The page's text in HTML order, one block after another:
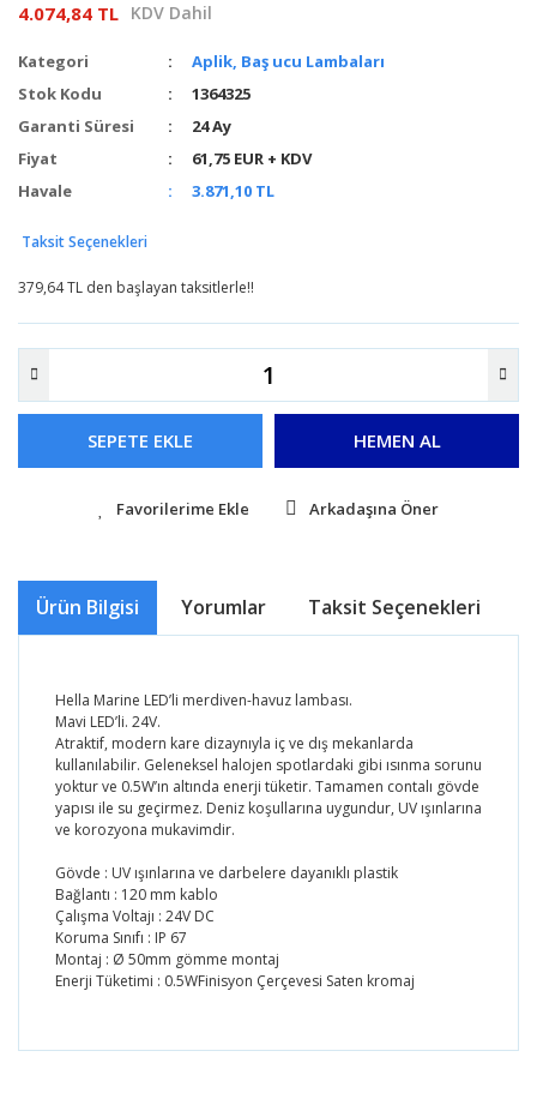
4.074,84 TL KDV Dahil
Kategori
Aplik, Baş ucu Lambaları
Stok Kodu
1364325
Garanti Süresi
24 Ay
Fiyat
61,75 EUR + KDV
Havale
3.871,10 TL
Taksit Seçenekleri
379,64 TL den başlayan taksitlerle!!
SEPETE EKLE HEMEN AL
Arkadaşına Öner
Ürün Bilgisi Yorumlar Taksit Seçenekleri
Hella Marine LED’li merdiven-havuz lambası.
Mavi LED’li. 24V.
Atraktif, modern kare dizaynıyla iç ve dış mekanlarda
kullanılabilir. Geleneksel halojen spotlardaki gibi ısınma sorunu
yoktur ve 0.5W’ın altında enerji tüketir. Tamamen contalı gövde
yapısı ile su geçirmez. Deniz koşullarına uygundur, UV ışınlarına
ve korozyona mukavimdir.
Gövde : UV ışınlarına ve darbelere dayanıklı plastik
Bağlantı : 120 mm kablo
Çalışma Voltajı : 24V DC
Koruma Sınıfı : IP 67
Montaj : Ø 50mm gömme montaj
Enerji Tüketimi : 0.5WFinisyon Çerçevesi Saten kromaj